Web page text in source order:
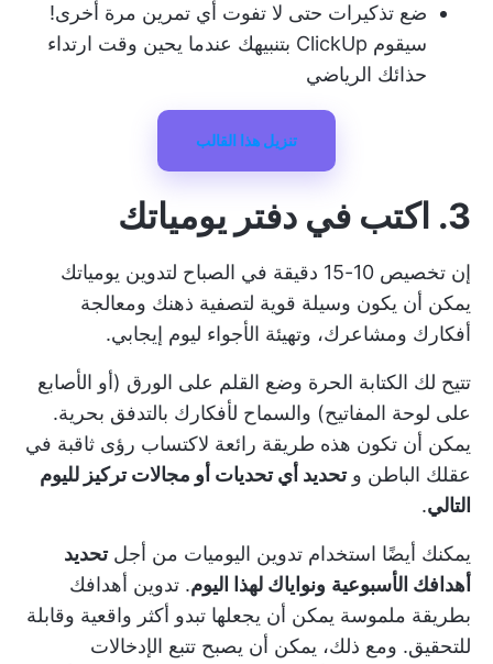
ضع تذكيرات حتى لا تفوت أي تمرين مرة أخرى!
سيقوم ClickUp بتنبيهك عندما يحين وقت ارتداء
حذائك الرياضي
تنزيل هذا القالب
3. اكتب في دفتر يومياتك
إن تخصيص 10-15 دقيقة في الصباح لتدوين يومياتك
يمكن أن يكون وسيلة قوية لتصفية ذهنك ومعالجة
أفكارك ومشاعرك، وتهيئة الأجواء ليوم إيجابي.
تتيح لك الكتابة الحرة وضع القلم على الورق (أو الأصابع
على لوحة المفاتيح) والسماح لأفكارك بالتدفق بحرية.
يمكن أن تكون هذه طريقة رائعة لاكتساب رؤى ثاقبة في
عقلك الباطن وتحديد أي تحديات أو مجالات تركيز لليوم
التالي.
يمكنك أيضًا استخدام تدوين اليوميات من أجلتحديد
أهدافك الأسبوعية ونواياك لهذا اليوم. تدوين أهدافك
بطريقة ملموسة يمكن أن يجعلها تبدو أكثر واقعية وقابلة
للتحقيق. ومع ذلك، يمكن أن يصبح تتبع الإدخالات